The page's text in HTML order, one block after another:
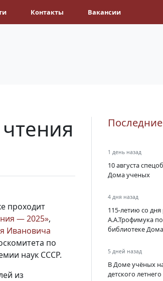
Контакты Вакансии
проходит
— 2025»,
Ивановича
по
наук СССР.
из
Последние
1 день назад
10 августа
Дома ученых
4 дня назад
115-летию со
А.А.Трофимука
библиотеке
5 дней назад
В Доме учёных
детского